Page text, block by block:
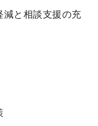
減と相談支援の充